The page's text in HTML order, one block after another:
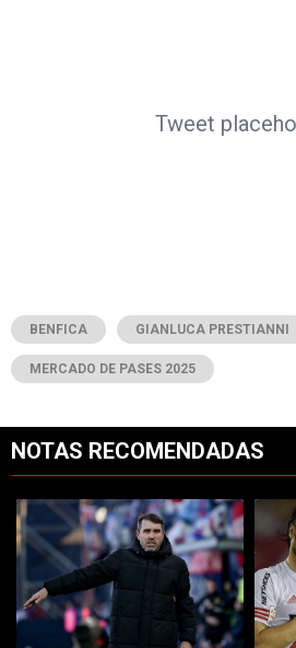
Tweet
BENFICA GIANLUCA PRESTIANNI
MERCADO DE PASES 2025
NOTAS RECOMENDADAS
Un artículo de tendencia con el títuloUn